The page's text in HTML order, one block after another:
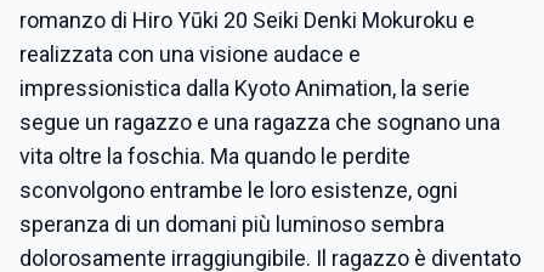
romanzo di Hiro Yūki 20 Seiki Denki Mokuroku e
realizzata con una visione audace e
impressionistica dalla Kyoto Animation, la serie
segue un ragazzo e una ragazza che sognano una
vita oltre la foschia. Ma quando le perdite
sconvolgono entrambe le loro esistenze, ogni
speranza di un domani più luminoso sembra
dolorosamente irraggiungibile. Il ragazzo è diventato